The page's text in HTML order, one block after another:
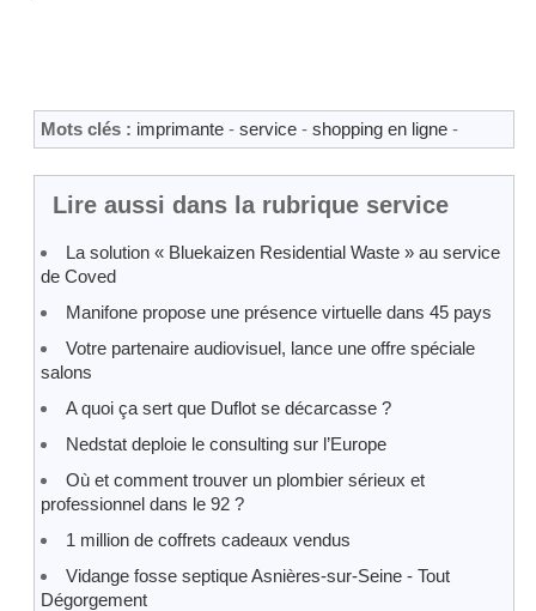
Mots clés : imprimante - service - shopping en ligne -
Lire aussi dans la rubrique service
La solution « Bluekaizen Residential Waste » au service
de Coved
Manifone propose une présence virtuelle dans 45 pays
Votre partenaire audiovisuel, lance une offre spéciale
salons
A quoi ça sert que Duflot se décarcasse ?
Nedstat deploie le consulting sur l’Europe
Où et comment trouver un plombier sérieux et
professionnel dans le 92 ?
1 million de coffrets cadeaux vendus
Vidange fosse septique Asnières-sur-Seine - Tout
Dégorgement